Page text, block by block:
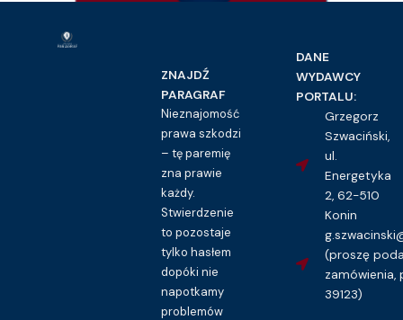
Pozew o rozwiązanie spółki przez kuratora – wzór
16.00zł
Kupuję dostęp do wzoru pisma
ZNAJDŹ
PARAGRAF
Nieznajomość
prawa szkodzi
– tę paremię
zna prawie
każdy.
Stwierdzenie
to pozostaje
tylko hasłem
dopóki nie
napotkamy
problemów
DANE
WYDAWCY
PORTALU:
Grzegorz
Szwaciński,
ul.
Energetyka
2, 62-510
Konin
(proszę
zamówienia,
39123)